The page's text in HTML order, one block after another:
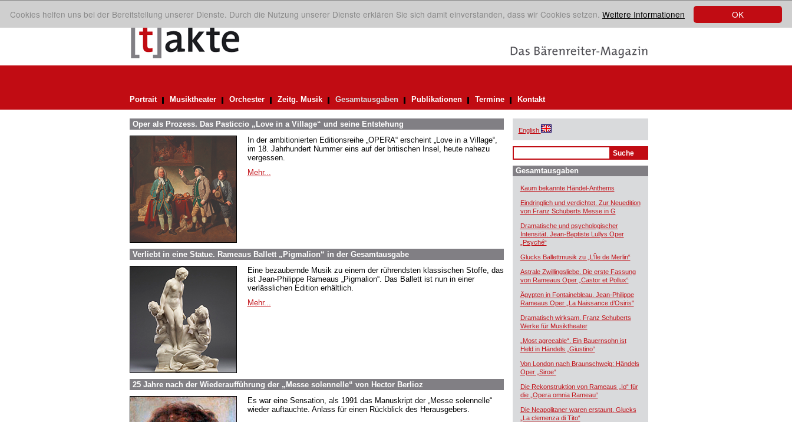
OK
Cookies helfen uns bei der Bereitstellung unserer Dienste. Durch die Nutzung unserer Dienste erklären Sie sich damit einverstanden, dass wir Cookies setzen. Weitere Informationen
Portrait Musiktheater Orchester Zeitg. Musik Gesamtausgaben Publikationen Termine Kontakt
Oper als Prozess. Das Pasticcio „Love in a Village“ und seine Entstehung
In der ambitionierten Editionsreihe „OPERA“ erscheint „Love in a Village“,
im 18. Jahrhundert Nummer eins auf der britischen Insel, heute nahezu
vergessen.
Mehr...
Verliebt in eine Statue. Rameaus Ballett „Pigmalion“ in der Gesamtausgabe
Eine bezaubernde Musik zu einem der rührendsten klassischen Stoffe, das
ist Jean-Philippe Rameaus „Pigmalion“. Das Ballett ist nun in einer
verlässlichen Edition erhältlich.
Mehr...
25 Jahre nach der Wiederaufführung der „Messe solennelle“ von Hector Berlioz
Es war eine Sensation, als 1991 das Manuskript der „Messe solennelle“
wieder auftauchte. Anlass für einen Rückblick des Herausgebers.
English
Gesamtausgaben
Kaum bekannte Händel-Anthems
Eindringlich und verdichtet. Zur Neuedition
von Franz Schuberts Messe in G
Dramatische und psychologischer
Intensität. Jean-Baptiste Lullys Oper
„Psyché“
Glucks Ballettmusik zu „L’Île de Merlin“
Astrale Zwillingsliebe. Die erste Fassung
von Rameaus Oper „Castor et Pollux“
Ägypten in Fontainebleau. Jean-Philippe
Rameaus Oper „La Naissance d’Osiris"
Dramatisch wirksam. Franz Schuberts
Werke für Musiktheater
„Most agreeable“. Ein Bauernsohn ist
Held in Händels „Giustino“
Von London nach Braunschweig: Händels
Oper „Siroe“
Die Rekonstruktion von Rameaus „Io“ für
die „Opera omnia Rameau“
Die Neapolitaner waren erstaunt. Glucks
„La clemenza di Tito“